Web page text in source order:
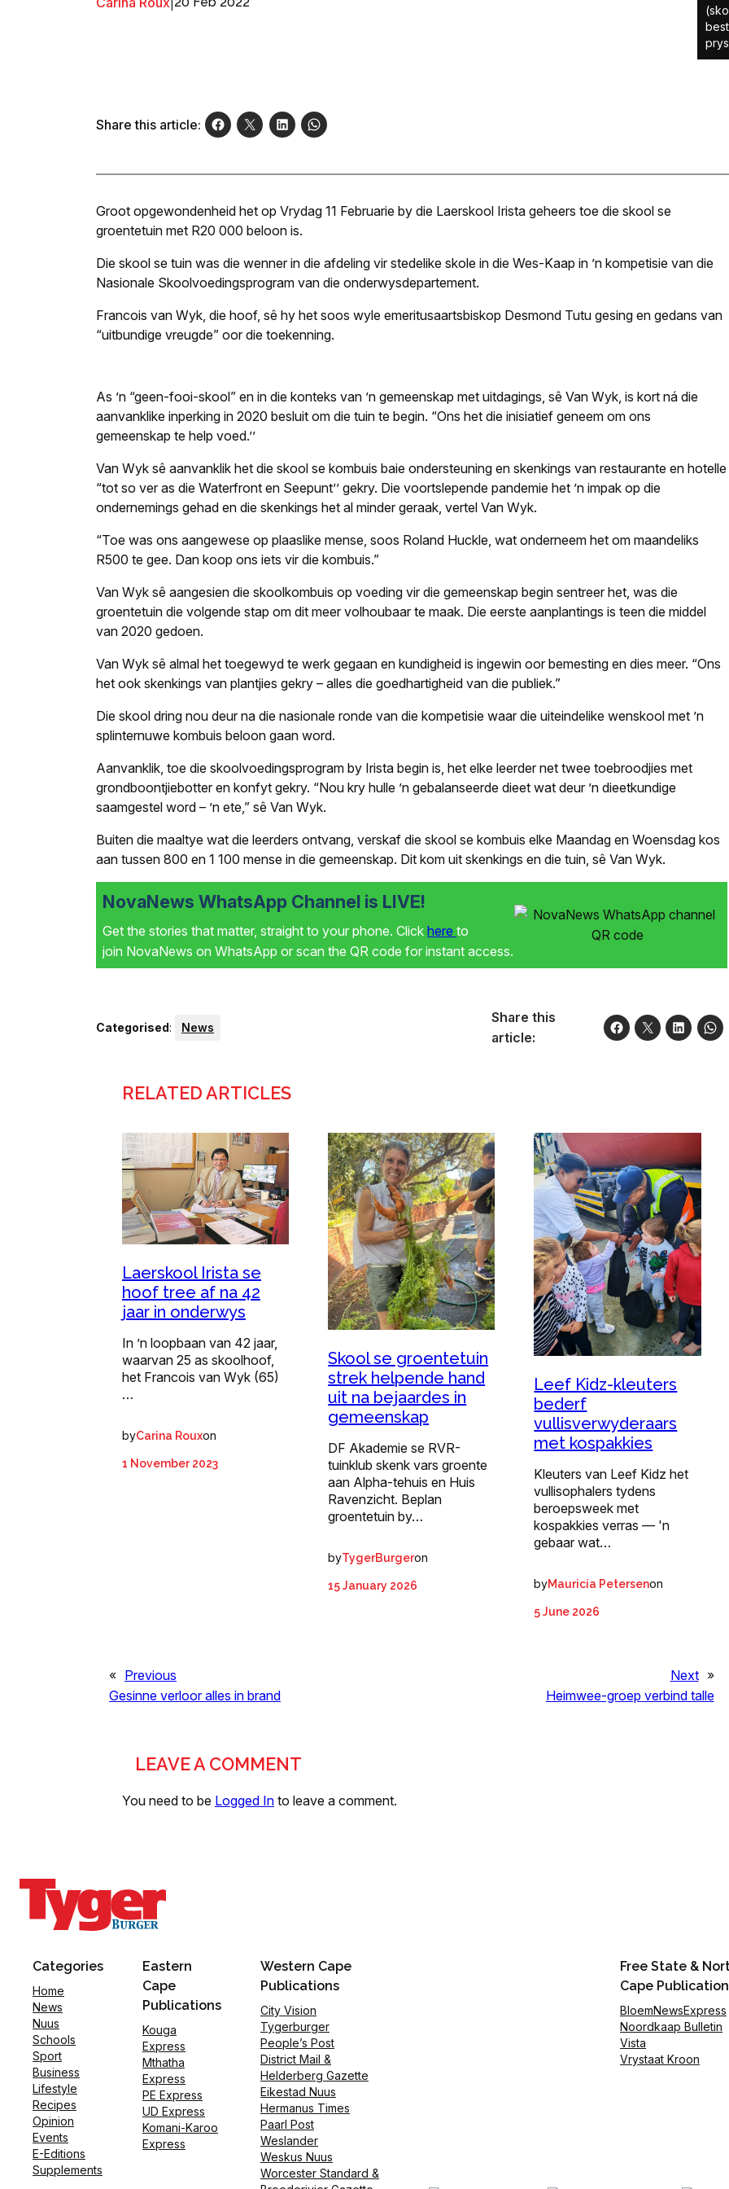
Share this article:
Groot opgewondenheid het op Vrydag 11 Februarie by die Laerskool Irista geheers toe die skool se
groentetuin met R20 000 beloon is.
Die skool se tuin was die wenner in die afdeling vir stedelike skole in die Wes-Kaap in ’n kompetisie van die
Nasionale Skoolvoedingsprogram van die onderwysdepartement.
Francois van Wyk, die hoof, sê hy het soos wyle emeritusaartsbiskop Desmond Tutu gesing en gedans van
“uitbundige vreugde” oor die toekenning.
As ’n “geen-fooi-skool” en in die konteks van ’n gemeenskap met uitdagings, sê Van Wyk, is kort ná die
aanvanklike inperking in 2020 besluit om die tuin te begin. “Ons het die inisiatief geneem om ons
gemeenskap te help voed.’’
Van Wyk sê aanvanklik het die skool se kombuis baie ondersteuning en skenkings van restaurante en hotelle
“tot so ver as die Waterfront en Seepunt’’ gekry. Die voortslepende pandemie het ’n impak op die
ondernemings gehad en die skenkings het al minder geraak, vertel Van Wyk.
“Toe was ons aangewese op plaaslike mense, soos Roland Huckle, wat onderneem het om maandeliks
R500 te gee. Dan koop ons iets vir die kombuis.”
Van Wyk sê aangesien die skoolkombuis op voeding vir die gemeenskap begin sentreer het, was die
groentetuin die volgende stap om dit meer volhoubaar te maak. Die eerste aanplantings is teen die middel
van 2020 gedoen.
Van Wyk sê almal het toegewyd te werk gegaan en kundigheid is ingewin oor bemesting en dies meer. “Ons
het ook skenkings van plantjies gekry – alles die goedhartigheid van die publiek.”
Die skool dring nou deur na die nasionale ronde van die kompetisie waar die uiteindelike wenskool met ’n
splinternuwe kombuis beloon gaan word.
Aanvanklik, toe die skoolvoedingsprogram by Irista begin is, het elke leerder net twee toebroodjies met
grondboontjiebotter en konfyt gekry. “Nou kry hulle ’n gebalanseerde dieet wat deur ’n dieetkundige
saamgestel word – ’n ete,” sê Van Wyk.
Buiten die maaltye wat die leerders ontvang, verskaf die skool se kombuis elke Maandag en Woensdag kos
aan tussen 800 en 1 100 mense in die gemeenskap. Dit kom uit skenkings en die tuin, sê Van Wyk.
NovaNews WhatsApp Channel is LIVE!
Get the stories that matter, straight to your phone. Click here to
join NovaNews on WhatsApp or scan the QR code for instant access.
Categorised: News
Share this
article:
RELATED ARTICLES
Laerskool Irista se
hoof tree af na 42
jaar in onderwys
In ’n loopbaan van 42 jaar,
waarvan 25 as skoolhoof,
het Francois van Wyk (65)
…
byCarina Rouxon
1 November 2023
Skool se groentetuin
strek helpende hand
uit na bejaardes in
gemeenskap
DF Akademie se RVR-
tuinklub skenk vars groente
aan Alpha-tehuis en Huis
Ravenzicht. Beplan
groentetuin by…
byTygerBurgeron
15 January 2026
Leef Kidz-kleuters
bederf
vullisverwyderaars
met kospakkies
Kleuters van Leef Kidz het
vullisophalers tydens
beroepsweek met
kospakkies verras — 'n
gebaar wat…
byMauricia Petersenon
5 June 2026
« Previous
Gesinne verloor alles in brand
Next »
Heimwee-groep verbind talle
LEAVE A COMMENT
You need to be Logged In to leave a comment.
Categories
Home
News
Nuus
Schools
Sport
Business
Lifestyle
Recipes
Opinion
Events
E-Editions
Supplements
Eastern
Cape
Publications
Kouga
Express
Mthatha
Express
PE Express
UD Express
Komani-Karoo
Express
Western Cape
Publications
City Vision
Tygerburger
People’s Post
District Mail &
Helderberg Gazette
Eikestad Nuus
Hermanus Times
Paarl Post
Weslander
Weskus Nuus
Worcester Standard &
Free State &
Cape
BloemNewsExpress
Noordkaap Bulletin
Vista
Vrystaat Kroon